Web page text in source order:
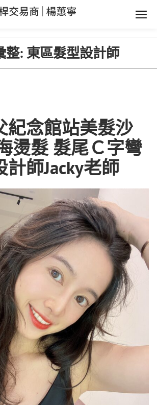
整: 東區髮型設計師
紀念館站美髮沙
燙髮 髮尾Ｃ字彎
計師Jacky老師